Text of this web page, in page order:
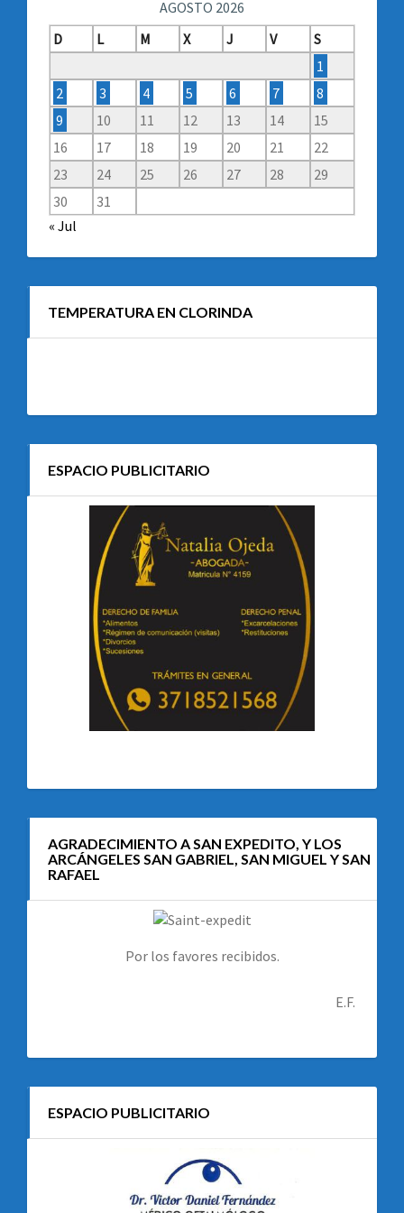
AGOSTO 2026
D
L M X J V
S
1
2
3 4 5 6 7
8
9
10 11 12 13 14
15
16
17 18 19 20 21
22
23
24 25 26 27 28
29
30
31
« Jul
TEMPERATURA EN CLORINDA
ESPACIO PUBLICITARIO
AGRADECIMIENTO A SAN EXPEDITO, Y LOS
ARCÁNGELES SAN GABRIEL, SAN MIGUEL Y SAN
RAFAEL
Por los favores recibidos.
E.F.
ESPACIO PUBLICITARIO